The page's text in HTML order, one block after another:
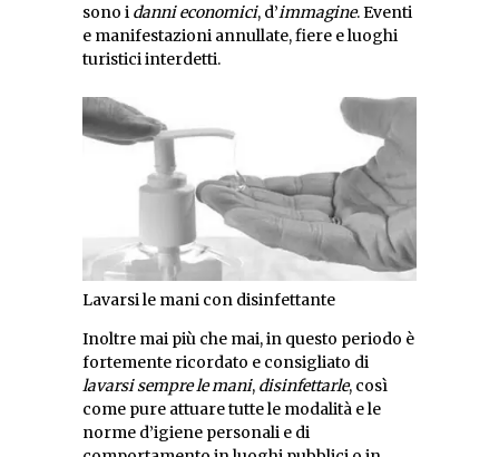
sono i danni economici, d’immagine. Eventi
e manifestazioni annullate, fiere e luoghi
turistici interdetti.
Lavarsi le mani con disinfettante
Inoltre mai più che mai, in questo periodo è
fortemente ricordato e consigliato di
lavarsi sempre le mani, disinfettarle, così
come pure attuare tutte le modalità e le
norme d’igiene personali e di